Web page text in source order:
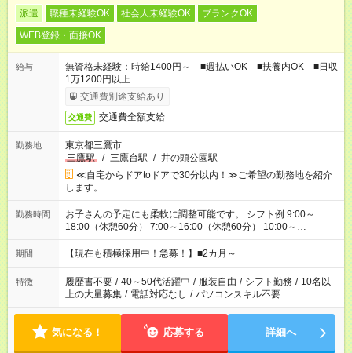
派遣 職種未経験OK 社会人未経験OK
ブランクOK
WEB登録・面接OK
給与
無資格未経験：時給1400円～ ■週払いOK ■扶養内OK ■日収
1万1200円以上
交通費別途支給あり
交通費 交通費全額支給
勤務地
東京都三鷹市
三鷹駅
/ 三鷹台駅 / 井の頭公園駅
≪自宅からドアtoドアで30分以内！≫ご希望の勤務地を紹介
します。
勤務時間
お子さんの予定にも柔軟に調整可能です。 シフト例 9:00～
18:00（休憩60分） 7:00～16:00（休憩60分） 10:00～
19:00（休憩60分） ※Wワーク希望の方へ 今ご覧のお仕事で希
望する勤務時間と、もう1つのお仕事の勤務時間の合計が 週40
期間 【現在も積極採用中！急募！】■2カ月～
特徴 履歴書不要 / 40～50代活躍中 / 服装自由 / シフト勤務 / 10名以
上の大量募集 / 電話対応なし / パソコンスキル不要
気になる！ 応募する 詳細へ